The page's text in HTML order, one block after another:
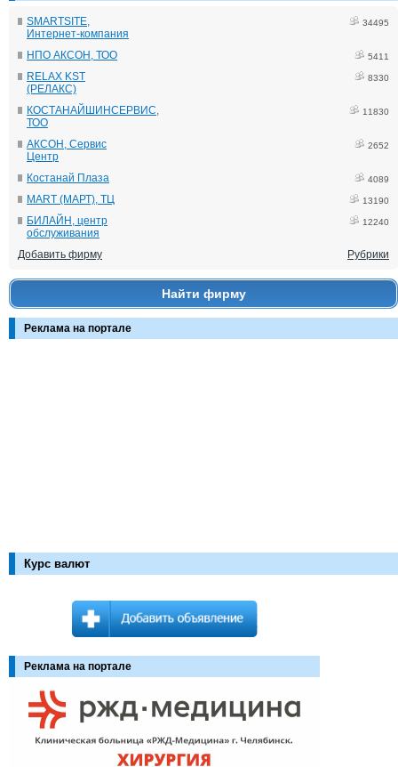
SMARTSITE,
Интернет-компания
34495
НПО АКСОН, ТОО 5411
RELAX KST
(РЕЛАКС)
8330
КОСТАНАЙШИНСЕРВИС,
ТОО
11830
АКСОН, Сервис
Центр
2652
Костанай Плаза 4089
MART (МАРТ), ТЦ 13190
БИЛАЙН, центр
обслуживания
12240
Добавить фирму Рубрики
Найти фирму
Реклама на портале
Курс валют
Реклама на портале